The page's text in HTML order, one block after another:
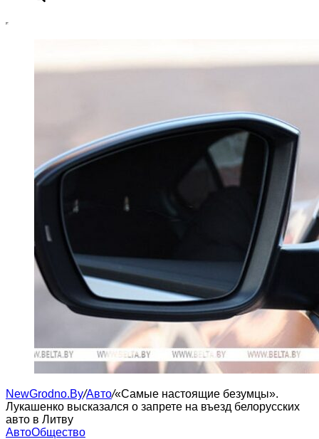
NewGrodno.By/Авто/«Самые настоящие безумцы».
Лукашенко высказался о запрете на въезд белорусских
авто в Литву
АвтоОбщество